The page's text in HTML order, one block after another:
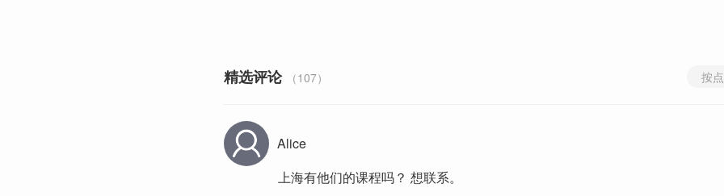
精选评论 （107） 按
Alice
上海有他们的课程吗？ 想联系。